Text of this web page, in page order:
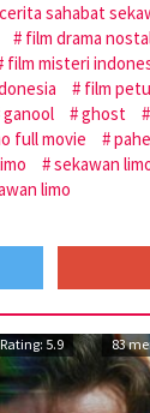
cerita sahabat
film drama
film misteri
film
ganool ghost
full movie
pahe
sekawan
limo
Rating: 5.9 83